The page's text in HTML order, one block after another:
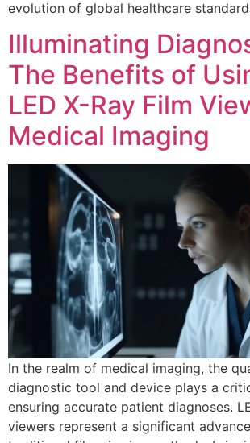
evolution of global healthcare
Illuminating
The Benefits of
LED X-Ray Film
Medical Imaging
In the realm of medical imaging, the
diagnostic tool and device plays a
ensuring accurate patient diagnoses.
viewers represent a significant